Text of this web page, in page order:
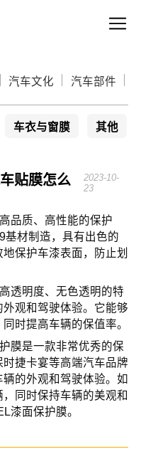
汽车文化 汽车部件
车衣与窗膜 其他
贴膜怎么
2023-10-
23
品质、高性能的保护
基材制造，具有出色的
保护车漆表面，防止划
透明度、无色透明的特
观和驾驶体验。它能够
时提高车辆的保值率。
膜是一款非常优秀的保
捷卡宴等高端汽车品牌
的外观和驾驶体验。如
同时保持车辆的美观和
漆面保护膜。